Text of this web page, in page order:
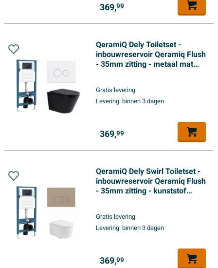
369,99
QeramiQ Dely Toiletset -
inbouwreservoir Qeramiq Flush
- 35mm zitting - metaal mat
Gratis levering
Levering:binnen 3 dagen
369,99
QeramiQ Dely Swirl Toiletset -
inbouwreservoir Qeramiq Flush
- 35mm zitting - kunststof
wit
Gratis levering
Levering:binnen 3 dagen
369,99